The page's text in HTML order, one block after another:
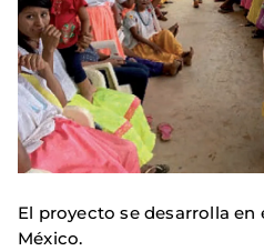
El proyecto se desarrolla en
México.